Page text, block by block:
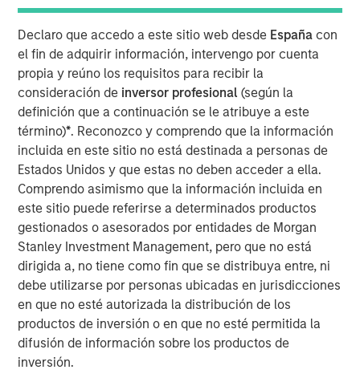
Declaro que accedo a este sitio web desde España con
el fin de adquirir información, intervengo por cuenta
propia y reúno los requisitos para recibir la
consideración de inversor profesional(según la
definición que a continuación se le atribuye a este
término)*. Reconozco y comprendo que la información
incluida en este sitio no está destinada a personas de
Estados Unidos y que estas no deben acceder a ella.
Comprendo asimismo que la información incluida en
este sitio puede referirse a determinados productos
gestionados o asesorados por entidades de Morgan
Stanley Investment Management, pero que no está
dirigida a, no tiene como fin que se distribuya entre, ni
debe utilizarse por personas ubicadas en jurisdicciones
en que no esté autorizada la distribución de los
productos de inversión o en que no esté permitida la
difusión de información sobre los productos de
inversión.
materialize in 2026 and 2027. In the meantime,
capital expenditures remains robust, taking
advantage of accelerated depreciation and
providing ongoing support for GDP growth. At the
same time, monetary policy is shifting to easing in
response to softer labor markets. Consumers are
also likely to benefit from additional tax savings.
Higher Productivity: Deregulation in Focus​ - In late
2024, we described the Trump Administration
policies in three parts: tariffs, fiscal/tax and
deregulation. With tariff and tax policies largely
complete, the focus shifts to supporting higher
productivity growth driven by the private-sector
supply side, while shrinking the less productive
government-sector demand side. This process has
begun and will continue into 2026.
Inflation and Labor to Stabilize -The Fed views
policy rates through its Phillips Curve framework,